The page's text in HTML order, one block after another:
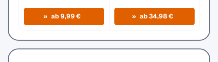
ab 9,99 € ab 34,98 €